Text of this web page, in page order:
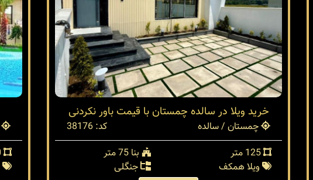
خرید ویلا در سالده چمستان با قیمت باور نکردنی
چمستان / سالده
کد: 38176
125 متر
بنا 75 متر
ویلا همکف
جنگلی